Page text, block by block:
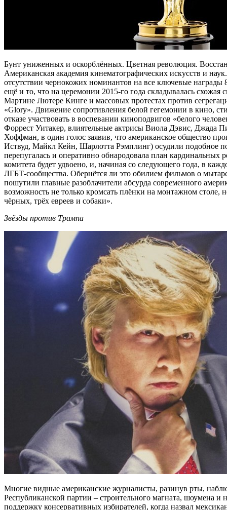
Бунт униженных и оскорблённых. Цветная революция.
Американская академия кинематографических искусств и
отсутствии чернокожих номинантов на все ключевые
ещё и то, что на церемонии 2015-го года складывалась
Мартине Лютере Кинге и массовых протестах против
«Glory». Движение сопротивления белой гегемонии в кино,
отказе участвовать в воспевании киноподвигов «белого
Форрест Уитакер, влиятельные актрисы Виола Дэвис,
Хоффман, в один голос заявив, что американское общество
Иствуд, Майкл Кейн, Шарлотта Рэмплинг) осудили подобное
перепугалась и оперативно обнародовала план кардинальных
комитета будет удвоено, и, начиная со следующего года, в
ЛГБТ-сообщества. Обернётся ли это обилием фильмов о
пошутили главные разоблачители абсурда современного
возможность не только кромсать плёнки на монтажном столе,
чёрных, трёх евреев и собаки».
Звёзды против Трампа
Многие видные американские журналисты, разинув рты,
Республиканской партии – строительного магната, шоумена
поддержку консервативных избирателей, когда назвал